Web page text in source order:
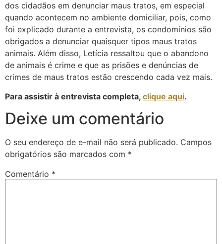
dos cidadãos em denunciar maus tratos, em especial
quando acontecem no ambiente domiciliar, pois, como
foi explicado durante a entrevista, os condomínios são
obrigados a denunciar quaisquer tipos maus tratos
animais. Além disso, Letícia ressaltou que o abandono
de animais é crime e que as prisões e denúncias de
crimes de maus tratos estão crescendo cada vez mais.
Para assistir à entrevista completa, clique aqui.
Deixe um comentário
O seu endereço de e-mail não será publicado. Campos
obrigatórios são marcados com *
Comentário *